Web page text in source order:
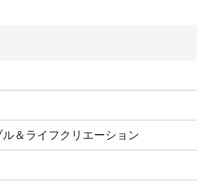
＆ライフクリエーション